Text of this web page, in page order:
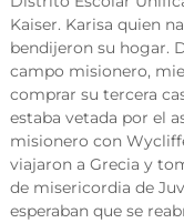
Kaiser. Karisa quien
bendijeron su hogar.
campo misionero,
comprar su tercera
estaba vetada por el
misionero con
viajaron a Grecia y
de misericordia de
esperaban que se